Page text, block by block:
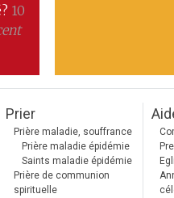
10
Prier
Prière maladie, souffrance
Prière maladie épidémie
Saints maladie épidémie
Prière de communion
spirituelle